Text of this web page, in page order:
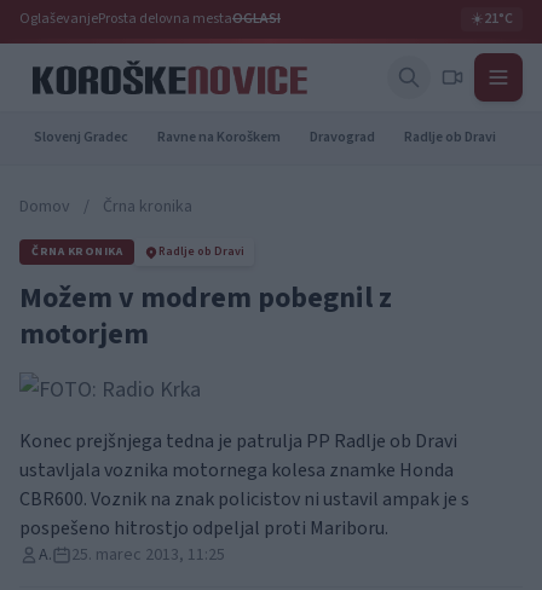
OglaševanjeProsta delovna mestaOGLASI ☀️21°C
Slovenj Gradec Ravne na Koroškem Dravograd Radlje ob Dravi
Domov / Črna kronika
ČRNA KRONIKA Radlje ob Dravi
Možem v modrem pobegnil z
motorjem
Konec prejšnjega tedna je patrulja PP Radlje ob Dravi
ustavljala voznika motornega kolesa znamke Honda
CBR600. Voznik na znak policistov ni ustavil ampak je s
pospešeno hitrostjo odpeljal proti Mariboru.
A. 25. marec 2013, 11:25